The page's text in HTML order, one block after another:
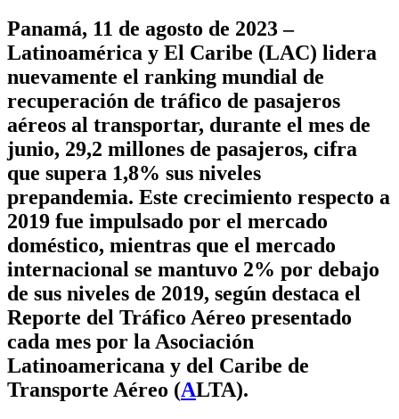
Panamá, 11 de agosto de 2023 –
Latinoamérica y El Caribe (LAC) lidera
nuevamente el ranking mundial de
recuperación de tráfico de pasajeros
aéreos al transportar, durante el mes de
junio, 29,2 millones de pasajeros, cifra
que supera 1,8% sus niveles
prepandemia. Este crecimiento respecto a
2019 fue impulsado por el mercado
doméstico, mientras que el mercado
internacional se mantuvo 2% por debajo
de sus niveles de 2019, según destaca el
Reporte del Tráfico Aéreo presentado
cada mes por la Asociación
Latinoamericana y del Caribe de
Transporte Aéreo (ALTA).